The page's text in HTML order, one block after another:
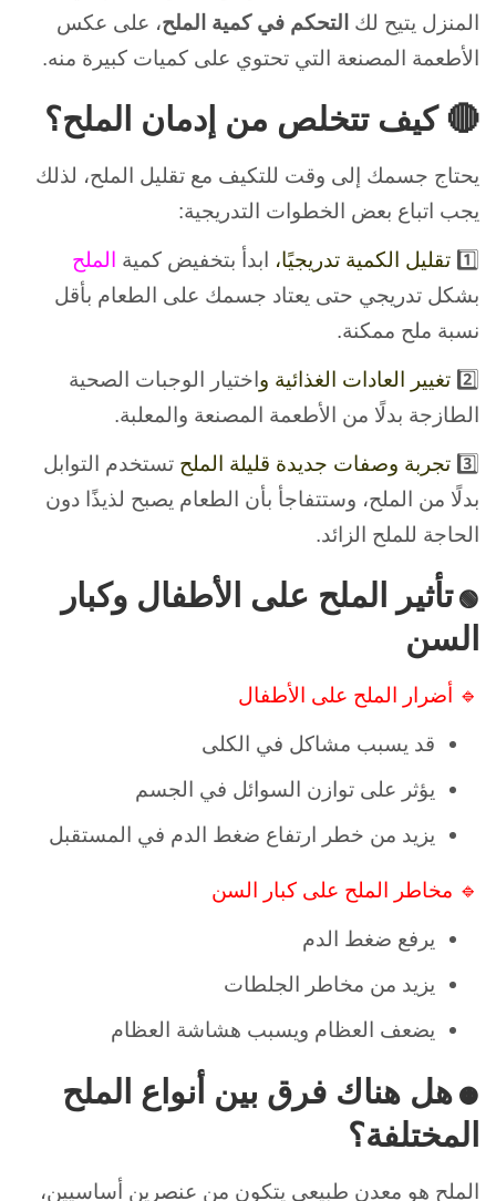
المنزل يتيح لك التحكم في كمية الملح، على عكس
الأطعمة المصنعة التي تحتوي على كميات كبيرة منه.
🔴 كيف تتخلص من إدمان الملح؟
يحتاج جسمك إلى وقت للتكيف مع تقليل الملح، لذلك
يجب اتباع بعض الخطوات التدريجية:
1️⃣ تقليل الكمية تدريجيًا، ابدأ بتخفيض كمية الملح
بشكل تدريجي حتى يعتاد جسمك على الطعام بأقل
نسبة ملح ممكنة.
2️⃣ تغيير العادات الغذائية و اختيار الوجبات الصحية
الطازجة بدلًا من الأطعمة المصنعة والمعلبة.
3️⃣ تجربة وصفات جديدة قليلة الملح تستخدم التوابل
بدلًا من الملح، وستتفاجأ بأن الطعام يصبح لذيذًا دون
الحاجة للملح الزائد.
🟢تأثير الملح على الأطفال وكبار
السن
🔹 أضرار الملح على الأطفال
قد يسبب مشاكل في الكلى
يؤثر على توازن السوائل في الجسم
يزيد من خطر ارتفاع ضغط الدم في المستقبل
🔹 مخاطر الملح على كبار السن
يرفع ضغط الدم
يزيد من مخاطر الجلطات
يضعف العظام ويسبب هشاشة العظام
🟠 هل هناك فرق بين أنواع الملح
المختلفة؟
الملح هو معدن طبيعي يتكون من عنصرين أساسيين،